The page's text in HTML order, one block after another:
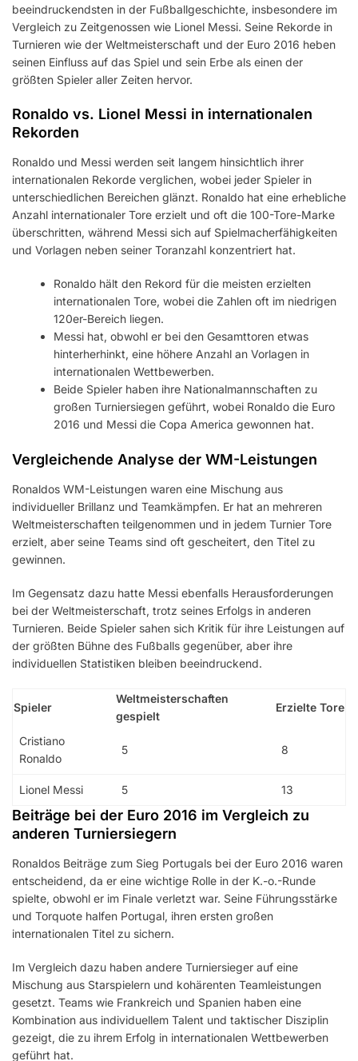
beeindruckendsten in der Fußballgeschichte, insbesondere im
Vergleich zu Zeitgenossen wie Lionel Messi. Seine Rekorde in
Turnieren wie der Weltmeisterschaft und der Euro 2016 heben
seinen Einfluss auf das Spiel und sein Erbe als einen der
größten Spieler aller Zeiten hervor.
Ronaldo vs. Lionel Messi in internationalen
Rekorden
Ronaldo und Messi werden seit langem hinsichtlich ihrer
internationalen Rekorde verglichen, wobei jeder Spieler in
unterschiedlichen Bereichen glänzt. Ronaldo hat eine erhebliche
Anzahl internationaler Tore erzielt und oft die 100-Tore-Marke
überschritten, während Messi sich auf Spielmacherfähigkeiten
und Vorlagen neben seiner Toranzahl konzentriert hat.
Ronaldo hält den Rekord für die meisten erzielten
internationalen Tore, wobei die Zahlen oft im niedrigen
120er-Bereich liegen.
Messi hat, obwohl er bei den Gesamttoren etwas
hinterherhinkt, eine höhere Anzahl an Vorlagen in
internationalen Wettbewerben.
Beide Spieler haben ihre Nationalmannschaften zu
großen Turniersiegen geführt, wobei Ronaldo die Euro
2016 und Messi die Copa America gewonnen hat.
Vergleichende Analyse der WM-Leistungen
Ronaldos WM-Leistungen waren eine Mischung aus
individueller Brillanz und Teamkämpfen. Er hat an mehreren
Weltmeisterschaften teilgenommen und in jedem Turnier Tore
erzielt, aber seine Teams sind oft gescheitert, den Titel zu
gewinnen.
Im Gegensatz dazu hatte Messi ebenfalls Herausforderungen
bei der Weltmeisterschaft, trotz seines Erfolgs in anderen
Turnieren. Beide Spieler sahen sich Kritik für ihre Leistungen auf
der größten Bühne des Fußballs gegenüber, aber ihre
individuellen Statistiken bleiben beeindruckend.
Spieler
Weltmeisterschaften
gespielt
Erzielte Tore
Cristiano
Ronaldo
5 8
Lionel Messi 5 13
Beiträge bei der Euro 2016 im Vergleich zu
anderen Turniersiegern
Ronaldos Beiträge zum Sieg Portugals bei der Euro 2016 waren
entscheidend, da er eine wichtige Rolle in der K.-o.-Runde
spielte, obwohl er im Finale verletzt war. Seine Führungsstärke
und Torquote halfen Portugal, ihren ersten großen
internationalen Titel zu sichern.
Im Vergleich dazu haben andere Turniersieger auf eine
Mischung aus Starspielern und kohärenten Teamleistungen
gesetzt. Teams wie Frankreich und Spanien haben eine
Kombination aus individuellem Talent und taktischer Disziplin
gezeigt, die zu ihrem Erfolg in internationalen Wettbewerben
geführt hat.